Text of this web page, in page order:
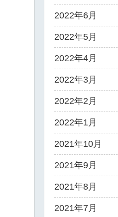
2022年6月
2022年5月
2022年4月
2022年3月
2022年2月
2022年1月
2021年10月
2021年9月
2021年8月
2021年7月